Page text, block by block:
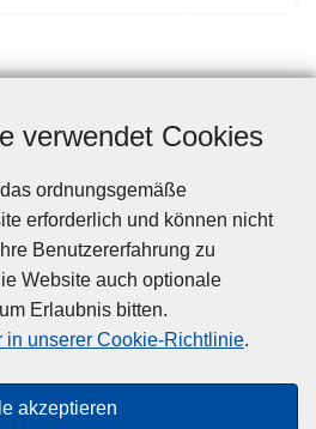
verwendet Cookies
ordnungsgemäße
erforderlich und können nicht
Benutzererfahrung zu
Website auch optionale
Erlaubnis bitten.
in unserer Cookie-Richtlinie.
akzeptieren
h
t
e
i
t
Disclaimer
Privacy
Cookies